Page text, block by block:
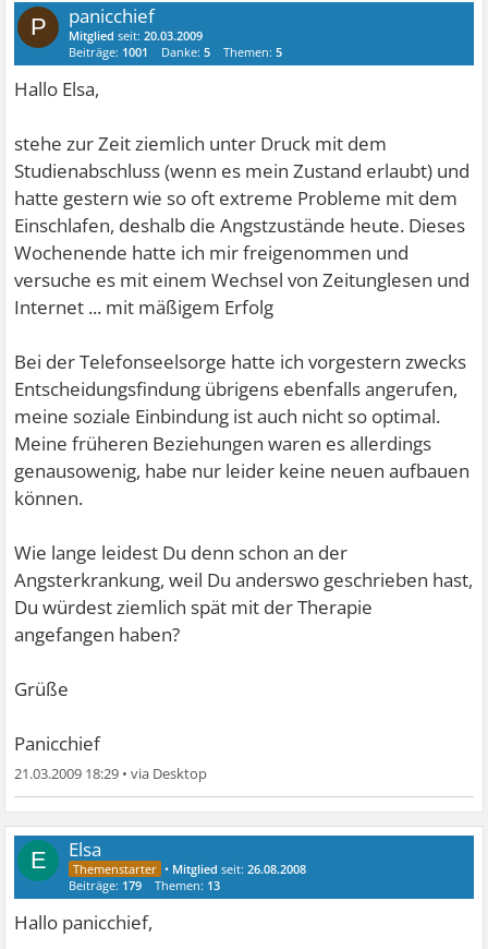
P panicchief
Mitglied seit:20.03.2009
Beiträge: 1001 Danke:5 Themen:5
Hallo Elsa,
stehe zur Zeit ziemlich unter Druck mit dem
Studienabschluss (wenn es mein Zustand erlaubt) und
hatte gestern wie so oft extreme Probleme mit dem
Einschlafen, deshalb die Angstzustände heute. Dieses
Wochenende hatte ich mir freigenommen und
versuche es mit einem Wechsel von Zeitunglesen und
Internet ... mit mäßigem Erfolg
Bei der Telefonseelsorge hatte ich vorgestern zwecks
Entscheidungsfindung übrigens ebenfalls angerufen,
meine soziale Einbindung ist auch nicht so optimal.
Meine früheren Beziehungen waren es allerdings
genausowenig, habe nur leider keine neuen aufbauen
können.
Wie lange leidest Du denn schon an der
Angsterkrankung, weil Du anderswo geschrieben hast,
Du würdest ziemlich spät mit der Therapie
angefangen haben?
Grüße
Panicchief
21.03.2009 18:29 •
E Elsa
• Mitglied seit:26.08.2008
Beiträge: 179 Themen: 13
Hallo panicchief,